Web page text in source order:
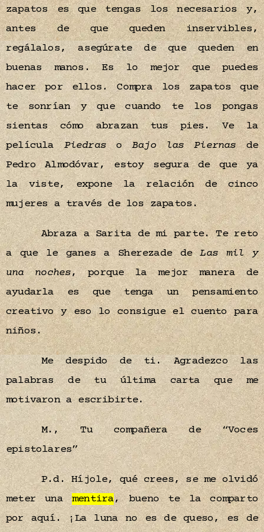
zapatos es que tengas los necesarios y,
antes de que queden inservibles,
regálalos, asegúrate de que queden en
buenas manos. Es lo mejor que puedes
hacer por ellos. Compra los zapatos que
te sonrían y que cuando te los pongas
sientas cómo abrazan tus pies. Ve la
películaPiedrasoBajo las Piernasde
Pedro Almodóvar, estoy segura de que ya
la viste, expone la relación de cinco
mujeres a través de los zapatos.
Abraza a Sarita de mi parte. Te reto
a que le ganes a Sherezade deLas mil y
unanoches, porque la mejor manera de
ayudarla es que tenga un pensamiento
creativo y eso lo consigue el cuento para
niños.
Me despido de ti. Agradezco las
palabras de tu última carta que me
motivaron a escribirte.
M., Tu compañera de “Voces
epistolares”
P.d. Híjole, qué crees, se me olvidó
meter unamentira, bueno te la comparto
por aquí. ¡La luna no es de queso, es de